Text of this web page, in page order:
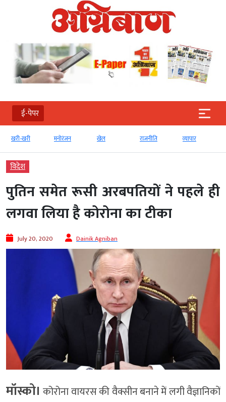
ई-पेपर
खरी-खरी मनोरंजन खेल राजनीति व्‍यापार
विदेश
पुतिन समेत रूसी अरबपतियों ने पहले ही
लगवा लिया है कोरोना का टीका
July 20, 2020 Dainik Agniban
मॉस्को। कोरोना वायरस की वैक्सीन बनाने में लगी वैज्ञानिकों